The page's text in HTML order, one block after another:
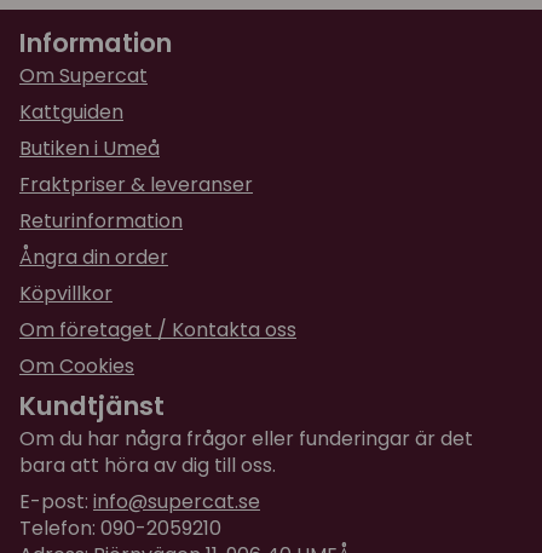
Information
Om Supercat
Kattguiden
Butiken i Umeå
Fraktpriser & leveranser
Returinformation
Ångra din order
Köpvillkor
Om företaget / Kontakta oss
Om Cookies
Kundtjänst
Om du har några frågor eller funderingar är det
bara att höra av dig till oss.
E-post: info@supercat.se
Telefon: 090-2059210